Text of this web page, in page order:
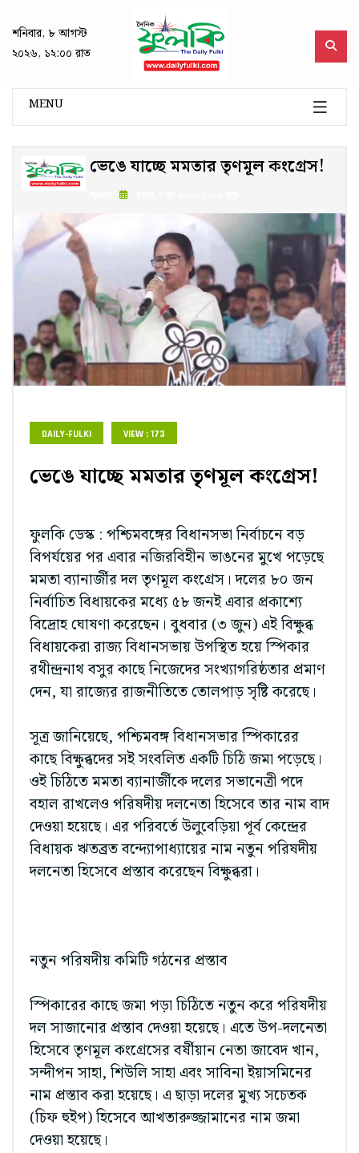
শনিবার, ৮ আগস্ট
২০২৬, ১২:০০ রাত
MENU
ভেঙে যাচ্ছে মমতার তৃণমূল কংগ্রেস!
DAILY-FULKI VIEW : 173
ভেঙে যাচ্ছে মমতার তৃণমূল কংগ্রেস!
ফুলকি ডেস্ক : পশ্চিমবঙ্গের বিধানসভা নির্বাচনে বড়
বিপর্যয়ের পর এবার নজিরবিহীন ভাঙনের মুখে পড়েছে
মমতা ব্যানার্জীর দল তৃণমূল কংগ্রেস। দলের ৮০ জন
নির্বাচিত বিধায়কের মধ্যে ৫৮ জনই এবার প্রকাশ্যে
বিদ্রোহ ঘোষণা করেছেন। বুধবার (৩ জুন) এই বিক্ষুব্ধ
বিধায়কেরা রাজ্য বিধানসভায় উপস্থিত হয়ে স্পিকার
রথীন্দ্রনাথ বসুর কাছে নিজেদের সংখ্যাগরিষ্ঠতার প্রমাণ
দেন, যা রাজ্যের রাজনীতিতে তোলপাড় সৃষ্টি করেছে।
সূত্র জানিয়েছে, পশ্চিমবঙ্গ বিধানসভার স্পিকারের
কাছে বিক্ষুব্ধদের সই সংবলিত একটি চিঠি জমা পড়েছে।
ওই চিঠিতে মমতা ব্যানার্জীকে দলের সভানেত্রী পদে
বহাল রাখলেও পরিষদীয় দলনেতা হিসেবে তার নাম বাদ
দেওয়া হয়েছে। এর পরিবর্তে উলুবেড়িয়া পূর্ব কেন্দ্রের
বিধায়ক ঋতব্রত বন্দ্যোপাধ্যায়ের নাম নতুন পরিষদীয়
দলনেতা হিসেবে প্রস্তাব করেছেন বিক্ষুব্ধরা।
নতুন পরিষদীয় কমিটি গঠনের প্রস্তাব
স্পিকারের কাছে জমা পড়া চিঠিতে নতুন করে পরিষদীয়
দল সাজানোর প্রস্তাব দেওয়া হয়েছে। এতে উপ-দলনেতা
হিসেবে তৃণমূল কংগ্রেসের বর্ষীয়ান নেতা জাবেদ খান,
সন্দীপন সাহা, শিউলি সাহা এবং সাবিনা ইয়াসমিনের
নাম প্রস্তাব করা হয়েছে। এ ছাড়া দলের মুখ্য সচেতক
(চিফ হুইপ) হিসেবে আখতারুজ্জামানের নাম জমা
দেওয়া হয়েছে।